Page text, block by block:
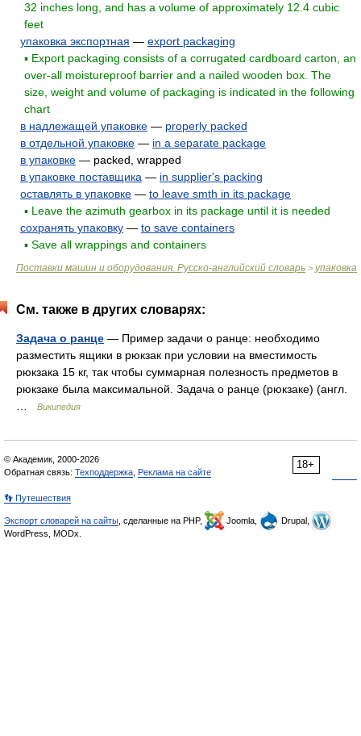
32 inches long, and has a volume of approximately 12.4 cubic
feet
упаковка экспортная — export packaging
▪ Export packaging consists of a corrugated cardboard carton, an
over-all moistureproof barrier and a nailed wooden box. The
size, weight and volume of packaging is indicated in the following
chart
в надлежащей упаковке — properly packed
в отдельной упаковке — in a separate package
в упаковке — packed, wrapped
в упаковке поставщика — in supplier's packing
оставлять в упаковке — to leave smth in its package
▪ Leave the azimuth gearbox in its package until it is needed
сохранять упаковку — to save containers
▪ Save all wrappings and containers
Поставки машин и оборудования. Русско-английский словарь > упаковка
См. также в других словарях:
Задача о ранце — Пример задачи о ранце: необходимо
разместить ящики в рюкзак при условии на вместимость
рюкзака 15 кг, так чтобы суммарная полезность предметов в
рюкзаке была максимальной. Задача о ранце (рюкзаке) (англ.
Википедия
18+
© Академик, 2000-2026
Обратная связь: Техподдержка Реклама на сайте
👣 Путешествия
Экспорт словарей на сайты , сделанные на PHP, Joomla,
Drupal,
WordPress, MODx.